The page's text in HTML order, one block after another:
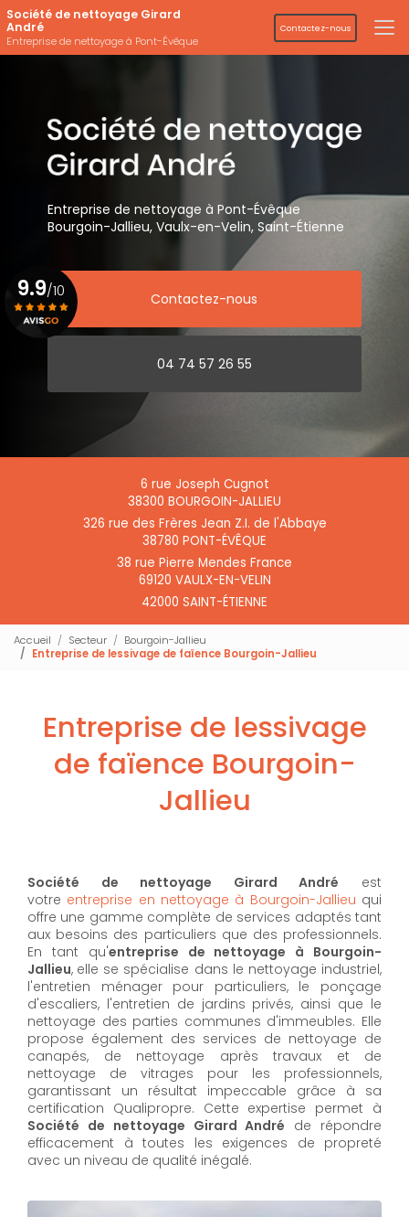
Aller
au
contenu
principal
Société de nettoyage Girard
André
Entreprise de nettoyage à Pont-Évêque
Contactez-nous
Entreprise de nettoyage à Pont-Évêque
Bourgoin-Jallieu, Vaulx-en-Velin, Saint-Étienne
Contactez-nous
04 74 57 26 55
6 rue Joseph Cugnot
38300 BOURGOIN-JALLIEU
326 rue des Frères Jean Z.I. de l'Abbaye
38780 PONT-ÉVÊQUE
38 rue Pierre Mendes France
69120 VAULX-EN-VELIN
42000 SAINT-ÉTIENNE
9.9/10
Accueil Secteur
Bourgoin-Jallieu
Entreprise de lessivage de faïence Bourgoin-Jallieu
Entreprise de lessivage
de faïence Bourgoin-
Jallieu
Société de nettoyage Girard André est
votre entreprise en nettoyage à Bourgoin-Jallieu qui
offre une gamme complète de services adaptés tant
aux besoins des particuliers que des professionnels.
En tant qu'entreprise de nettoyage à Bourgoin-
Jallieu, elle se spécialise dans le nettoyage industriel,
l'entretien ménager pour particuliers, le ponçage
d'escaliers, l'entretien de jardins privés, ainsi que le
nettoyage des parties communes d'immeubles. Elle
propose également des services de nettoyage de
canapés, de nettoyage après travaux et de
nettoyage de vitrages pour les professionnels,
garantissant un résultat impeccable grâce à sa
certification Qualipropre. Cette expertise permet à
Société de nettoyage Girard André de répondre
efficacement à toutes les exigences de propreté
avec un niveau de qualité inégalé.